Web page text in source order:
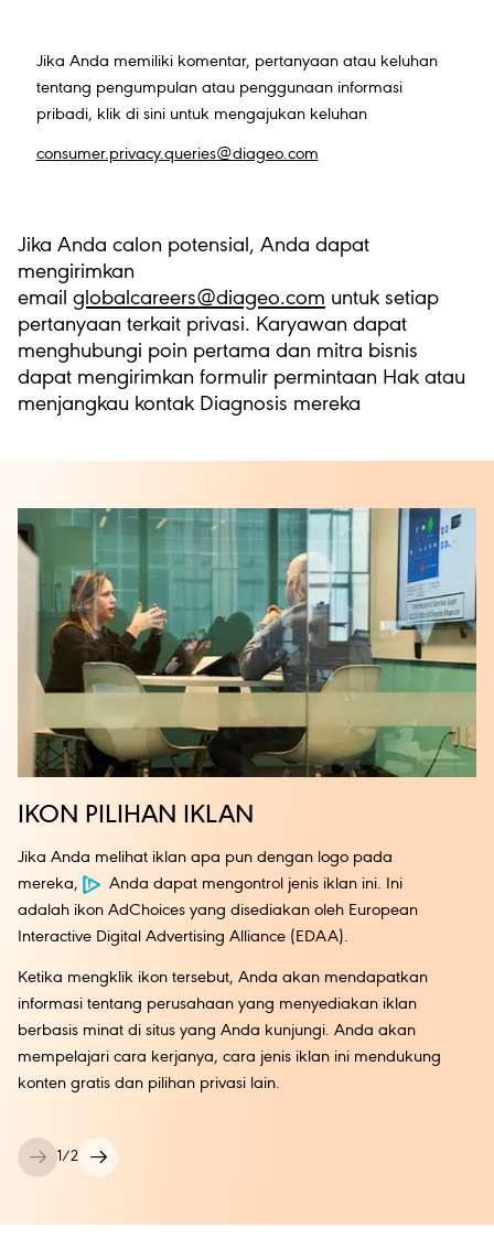
Jika Anda memiliki komentar, pertanyaan atau keluhan
tentang pengumpulan atau penggunaan informasi
pribadi, klik di sini untuk mengajukan keluhan
consumer.privacy.queries@diageo.com
Jika Anda calon potensial, Anda dapat
mengirimkan
email globalcareers@diageo.com untuk setiap
pertanyaan terkait privasi. Karyawan dapat
menghubungi poin pertama dan mitra bisnis
dapat mengirimkan formulir permintaan Hak atau
menjangkau kontak Diagnosis mereka
IKON PILIHAN IKLAN
Jika Anda melihat iklan apa pun dengan logo pada
mereka,
Anda dapat mengontrol jenis iklan ini. Ini
adalah ikon AdChoices yang disediakan oleh European
Interactive Digital Advertising Alliance (EDAA).
Ketika mengklik ikon tersebut, Anda akan mendapatkan
informasi tentang perusahaan yang menyediakan iklan
berbasis minat di situs yang Anda kunjungi. Anda akan
mempelajari cara kerjanya, cara jenis iklan ini mendukung
konten gratis dan pilihan privasi lain.
1/2